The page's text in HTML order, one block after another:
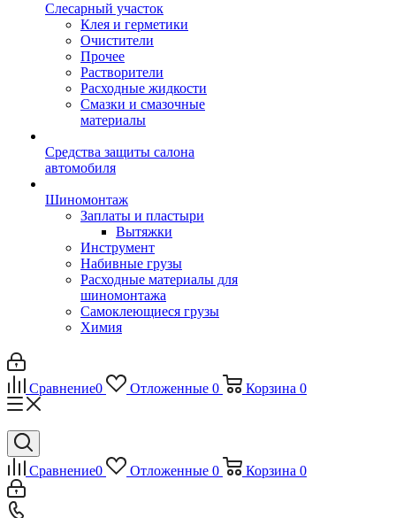
Слесарный участок
Клея и герметики
Очистители
Прочее
Растворители
Расходные жидкости
Смазки и смазочные
материалы
Средства защиты салона
автомобиля
Шиномонтаж
Заплаты и пластыри
Вытяжки
Инструмент
Набивные грузы
Расходные материалы для
шиномонтажа
Самоклеющиеся грузы
Химия
Сравнение0 Отложенные 0 Корзина 0
Сравнение0 Отложенные 0 Корзина 0